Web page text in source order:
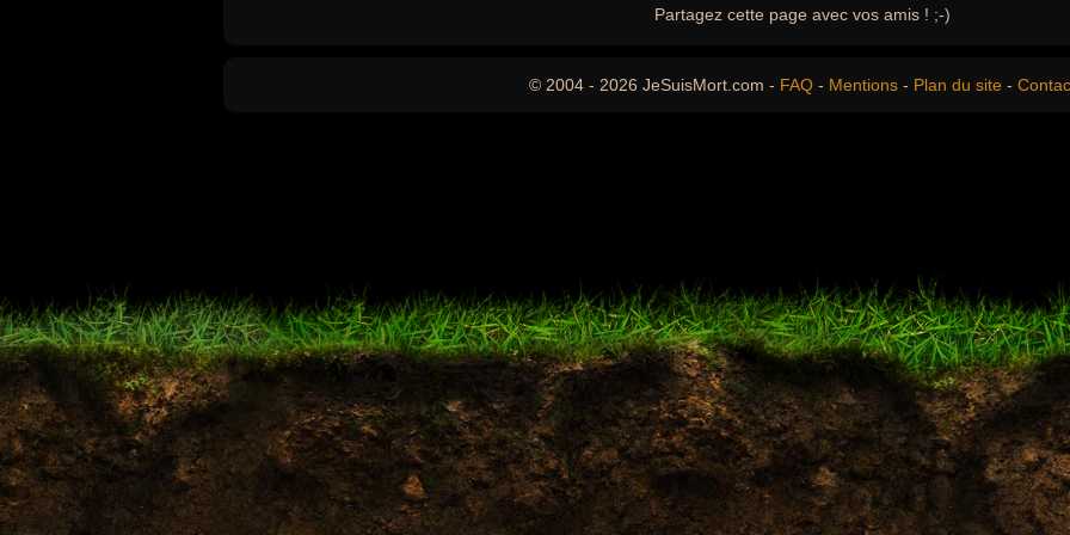
Partagez cette page avec vos amis ! ;-)
© 2004 - 2026 JeSuisMort.com - FAQ - Mentions - Plan du site -